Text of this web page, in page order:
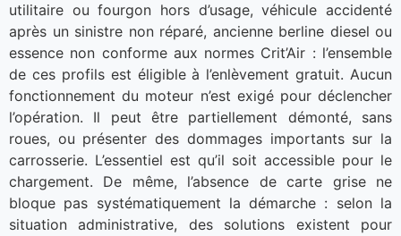
utilitaire ou fourgon hors d’usage, véhicule accidenté
après un sinistre non réparé, ancienne berline diesel ou
essence non conforme aux normes Crit’Air : l’ensemble
de ces profils est éligible à l’enlèvement gratuit. Aucun
fonctionnement du moteur n’est exigé pour déclencher
l’opération. Il peut être partiellement démonté, sans
roues, ou présenter des dommages importants sur la
carrosserie. L’essentiel est qu’il soit accessible pour le
chargement. De même, l’absence de carte grise ne
bloque pas systématiquement la démarche : selon la
situation administrative, des solutions existent pour